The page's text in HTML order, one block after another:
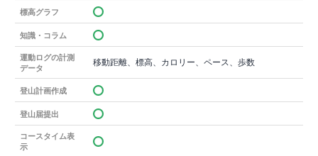
標高グラフ
知識・コラム
運動ログの計測
データ
移動距離、標高、カロリー、ペース、歩数
登山計画作成
登山届提出
コースタイム表
示